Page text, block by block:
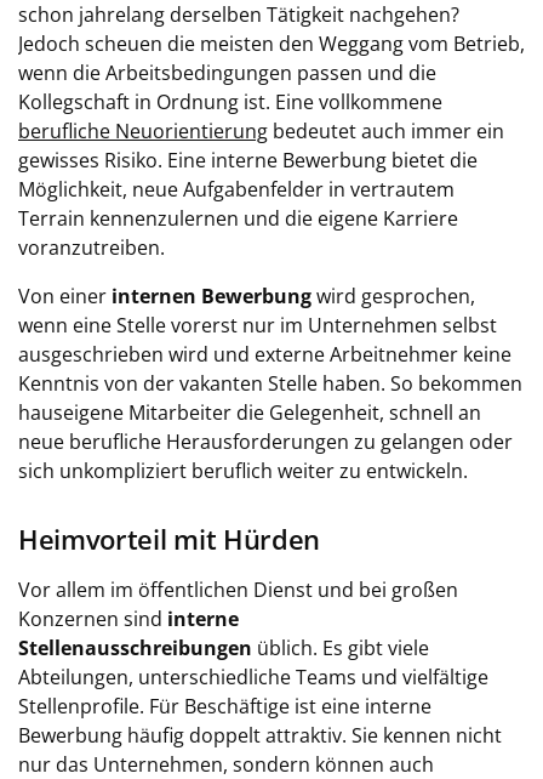
schon jahrelang derselben Tätigkeit nachgehen?
Jedoch scheuen die meisten den Weggang vom Betrieb,
wenn die Arbeitsbedingungen passen und die
Kollegschaft in Ordnung ist. Eine vollkommene
berufliche Neuorientierung bedeutet auch immer ein
gewisses Risiko. Eine interne Bewerbung bietet die
Möglichkeit, neue Aufgabenfelder in vertrautem
Terrain kennenzulernen und die eigene Karriere
voranzutreiben.
Von einer internen Bewerbungwird gesprochen,
wenn eine Stelle vorerst nur im Unternehmen selbst
ausgeschrieben wird und externe Arbeitnehmer keine
Kenntnis von der vakanten Stelle haben. So bekommen
hauseigene Mitarbeiter die Gelegenheit, schnell an
neue berufliche Herausforderungen zu gelangen oder
sich unkompliziert beruflich weiter zu entwickeln.
Heimvorteil mit Hürden
Vor allem im öffentlichen Dienst und bei großen
Konzernen sind interne
Stellenausschreibungen üblich. Es gibt viele
Abteilungen, unterschiedliche Teams und vielfältige
Stellenprofile. Für Beschäftige ist eine interne
Bewerbung häufig doppelt attraktiv. Sie kennen nicht
nur das Unternehmen, sondern können auch